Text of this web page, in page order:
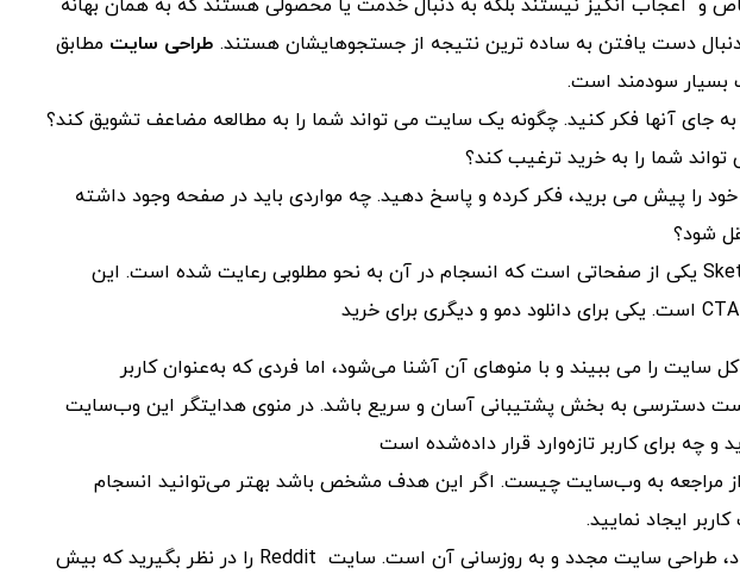
و اعجاب انگیز نیستند بلکه به دنبال خدمت یا محصولی هستند که به همان بهانه
دنبال دست یافتن به ساده ترین نتیجه از جستجوهایشان هستند. طراحی سایت مطابق
بسیار سودمند است.
و به جای آنها فکر کنید. چگونه یک سایت می تواند شما را به مطالعه مضاعف تشویق کند؟
شما را به خرید ترغیب کند؟
را پیش می برید، فکر کرده و پاسخ دهید. چه مواردی باید در صفحه وجود داشته
شود؟
برای مثال صفحه خانگی وب‌سایت Sketch یکی از صفحاتی است که انسجام در آن به نحو مطلوبی رعایت شده است. این
کل سایت را می ببیند و با منوهای آن آشنا می‌شود، اما فردی که به‌عنوان کاربر
دسترسی به بخش پشتیبانی آسان و سریع باشد. در منوی هدایتگر این وب‌سایت
و چه برای کاربر تازه‌وارد قرار داده‌شده است
از مراجعه به وب‌سایت چیست. اگر این هدف مشخص باشد بهتر می‌توانید انسجام
ایجاد نمایید.
نکته دیگری که باید مورد توجه قرار داد، طراحی سایت مجدد و به روزسانی آن است. سایت Reddit را در نظر بگیرید که بیش